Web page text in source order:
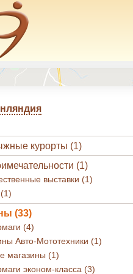
курорты (1)
(1)
выставки (1)
(33)
(4)
Авто-Мототехники (1)
магазины (1)
эконом-класса (3)